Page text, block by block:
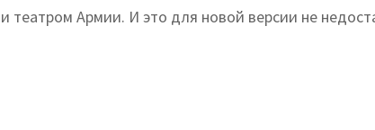
театром Армии. И это для новой версии не